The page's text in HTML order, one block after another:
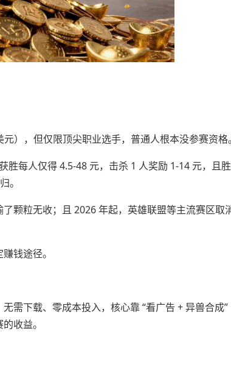
），但仅限顶尖职业选手，普通人根本没参赛资格
每人仅得 4.5-48 元，击杀 1 人奖励 1-14 元，且
。
颗粒无收；且 2026 年起，英雄联盟等主流赛区取
钱途径。
需下载、零成本投入，核心靠 “看广告 + 异兽合成
收益。